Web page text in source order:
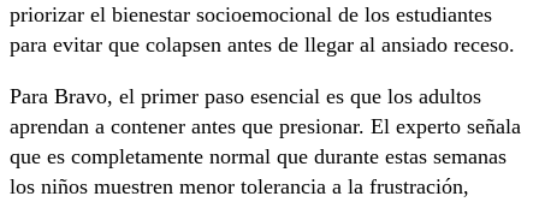
priorizar el bienestar socioemocional de los estudiantes
para evitar que colapsen antes de llegar al ansiado receso.
Para Bravo, el primer paso esencial es que los adultos
aprendan a contener antes que presionar. El experto señala
que es completamente normal que durante estas semanas
los niños muestren menor tolerancia a la frustración,